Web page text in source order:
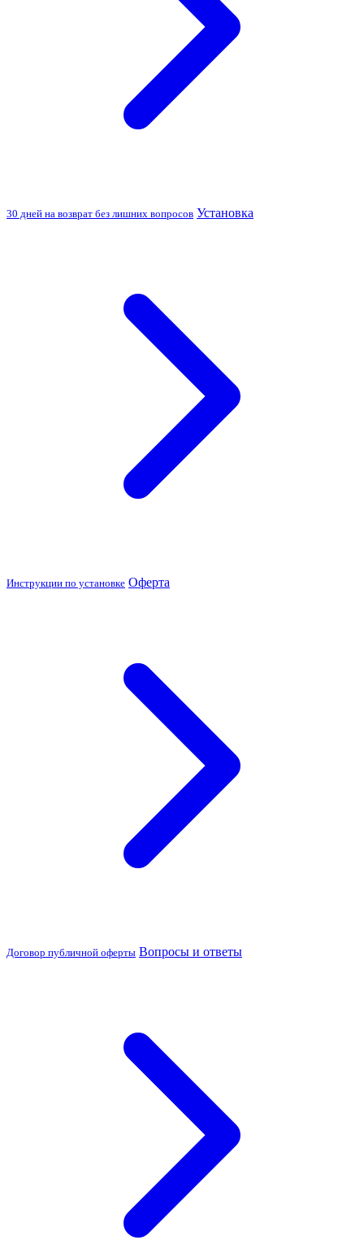
30 дней на возврат без лишних вопросов Установка
Инструкции по установке Оферта
Договор публичной оферты Вопросы и ответы